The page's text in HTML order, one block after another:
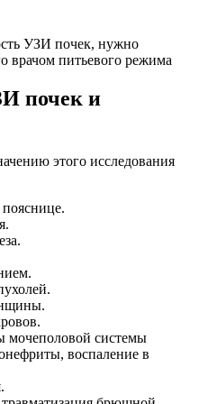
УЗИ почек, нужно
врачом питьевого режима
почек и
этого исследования
мочеполовой системы
воспаление в